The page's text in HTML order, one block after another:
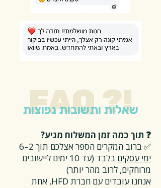
FAQ ?!
שאלות ותשובות נפוצות
❓ תוך כמה זמן המשלוח מגיע?
✅ ברוב המקרים הספר אצלכם תוך 2–6
ימי עסקים
בלבד (עד 10 ימים ליישובים
מרוחקים, לרוב מהר יותר)
אנחנו עובדים עם חברת HFD, אחת